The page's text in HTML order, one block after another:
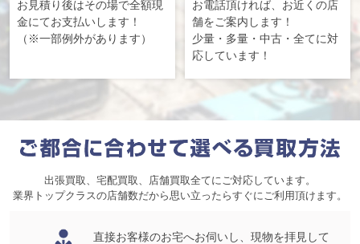
お見積り後はその場で全額現
金にてお支払いします！
（※一部例外があります）
お電話頂ければ、お近くの店
舗をご案内します！
少量・多量・中古・全てに対
応しています！
出張買取、宅配買取、店舗買取全てにご対応しています。
業界トップクラスの店舗数だから思い立ったらすぐにご利用頂けます。
直接お客様のお宅へお伺いし、現物を拝見して